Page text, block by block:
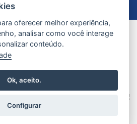
Reservados. Deusa
oferecer melhor experiência,
analisar como você interage
conteúdo.
Ok, aceito.
Configurar